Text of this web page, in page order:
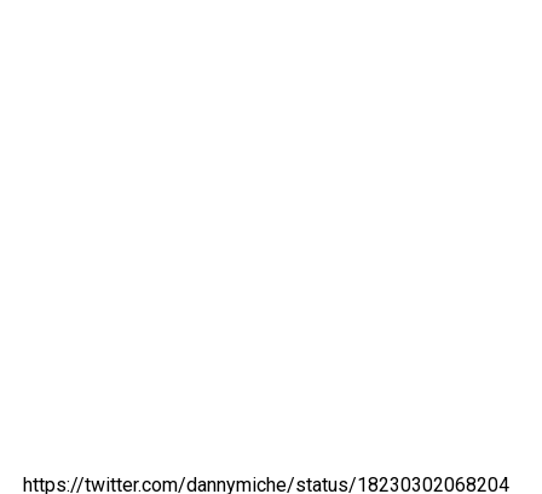
https://twitter.com/dannymiche/status/18230302068204